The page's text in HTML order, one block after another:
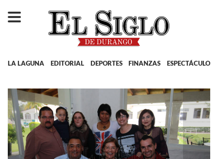
LA LAGUNA EDITORIAL DEPORTES FINANZAS ESPECTÁCULOS